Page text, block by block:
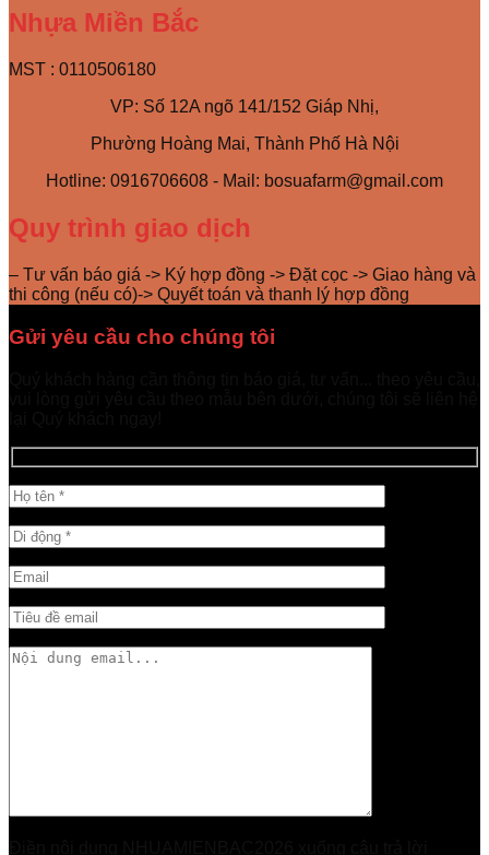
Nhựa Miền Bắc
MST : 0110506180
VP: Số 12A ngõ 141/152 Giáp Nhị,
Phường Hoàng Mai, Thành Phố Hà Nội
Hotline: 0916706608 - Mail: bosuafarm@gmail.com
Quy trình giao dịch
– Tư vấn báo giá -> Ký hợp đồng -> Đặt cọc -> Giao hàng và
thi công (nếu có)-> Quyết toán và thanh lý hợp đồng
Gửi yêu cầu cho chúng tôi